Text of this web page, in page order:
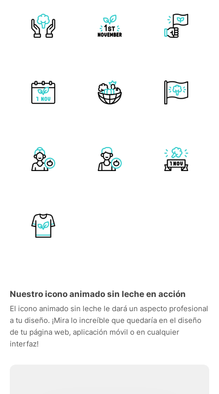
Nuestro icono animado sin leche en acción
El icono animado sin leche le dará un aspecto profesional
a tu diseño. ¡Mira lo increíble que quedaría en el diseño
de tu página web, aplicación móvil o en cualquier
interfaz!